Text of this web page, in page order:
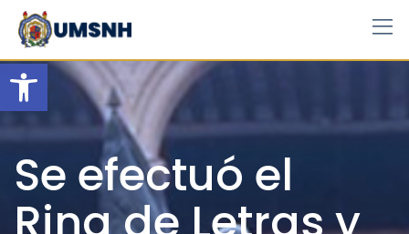
Open toolbar
Skip
content
Se efectuó el